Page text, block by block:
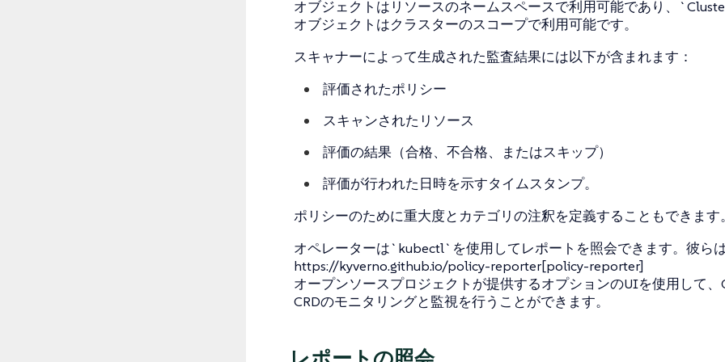
オブジェクトはリソースのネームスペースで利用可能であり、
オブジェクトはクラスターのスコープで利用可能です。
スキャナーによって生成された監査結果には以下が含まれます：
評価されたポリシー
スキャンされたリソース
評価の結果（合格、不合格、またはスキップ）
評価が行われた日時を示すタイムスタンプ。
ポリシーのために重大度とカテゴリの注釈を定義することもできます。
オペレーターは`kubectl`を使用してレポートを照会できます。彼らは
https://kyverno.github.io/policy-reporter[policy-reporter]
オープンソースプロジェクトが提供するオプションのUIを使用して
CRDのモニタリングと監視を行うことができます。